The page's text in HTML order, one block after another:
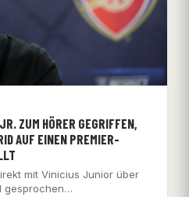
ZUM HÖRER GEGRIFFEN,
AUF EINEN PREMIER-
mit Vinicius Junior über
gesprochen…